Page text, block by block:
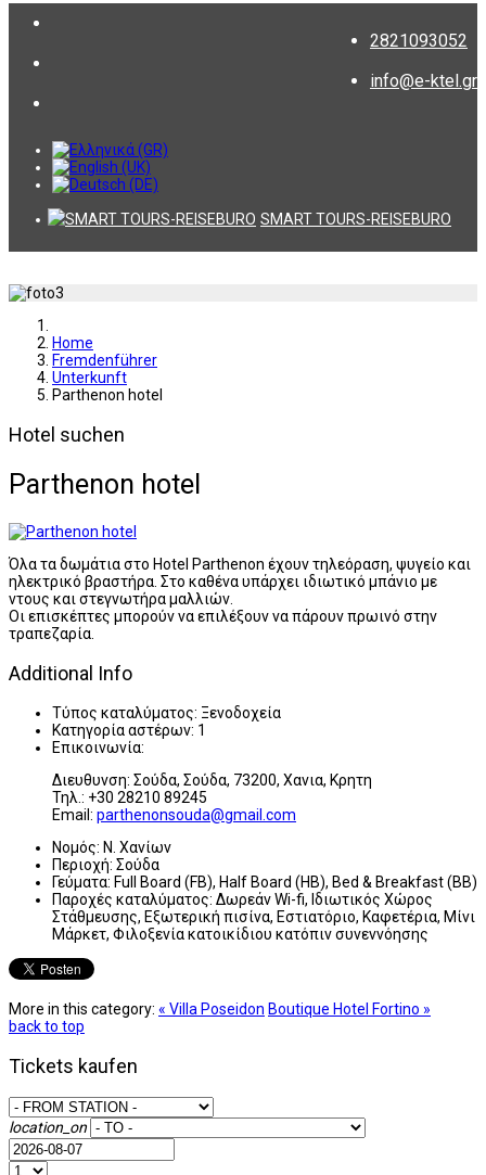
2821093052
info@e-ktel.gr
SMART TOURS-REISEBURO
Home
Fremdenführer
Unterkunft
Parthenon hotel
Hotel suchen
Parthenon hotel
Όλα τα δωμάτια στο Hotel Parthenon έχουν τηλεόραση, ψυγείο και
ηλεκτρικό βραστήρα. Στο καθένα υπάρχει ιδιωτικό μπάνιο με
ντους και στεγνωτήρα μαλλιών.
Οι επισκέπτες μπορούν να επιλέξουν να πάρουν πρωινό στην
τραπεζαρία.
Additional Info
Τύπος καταλύματος: Ξενοδοχεία
Κατηγορία αστέρων: 1
Επικοινωνία:
Διευθυνση: Σούδα, Σούδα, 73200, Χανια, Κρητη
Τηλ.: +30 28210 89245
Email: parthenonsouda@gmail.com
Νομός: Ν. Χανίων
Περιοχή: Σούδα
Γεύματα: Full Board (FB), Half Board (HB), Bed & Breakfast (BB)
Παροχές καταλύματος: Δωρεάν Wi-fi, Ιδιωτικός Χώρος
Στάθμευσης, Εξωτερική πισίνα, Εστιατόριο, Καφετέρια, Μίνι
Μάρκετ, Φιλοξενία κατοικίδιου κατόπιν συνεννόησης
More in this category: « Villa Poseidon Boutique Hotel Fortino »
back to top
Tickets kaufen
location_on